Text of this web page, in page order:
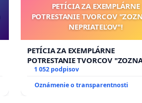
PETÍCIA ZA EXEMPLÁRNE
POTRESTANIE TVORCOV
NEPRIATEĽOV"!
PETÍCIA ZA EXEMPLÁRNE
POTRESTANIE TVORCOV
NEPRIATEĽOV"!
1 052 podpisov
Oznámenie o transparentnosti